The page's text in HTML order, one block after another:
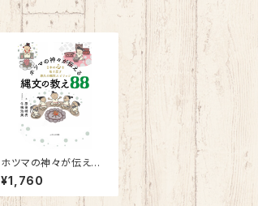
ホツマの神々が伝える
縄文の教え88 〜日本
の心を取り戻す悠久の
縄文スピリッツ〜
¥1,760